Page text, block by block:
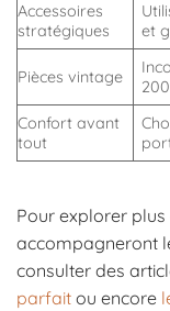
Accessoires
stratégiques
et
Pièces vintage
Confort avant
tout
Pour explorer
accompagneront
consulter des
parfait ou encore